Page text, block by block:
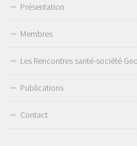
Présentation
Membres
Les Rencontres santé-société
Publications
Contact